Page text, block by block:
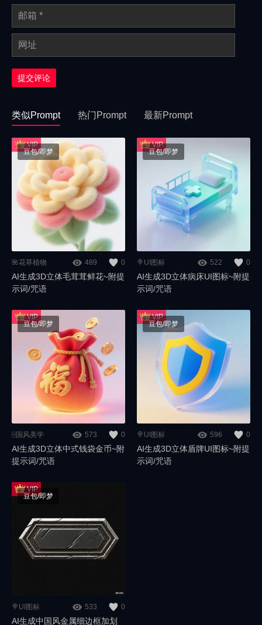
提交评论
类似Prompt 热门Prompt 最新Prompt
🌺花草植物 489 0
AI生成3D立体毛茸茸鲜花~附提
示词/咒语
豆包/即梦
🍭UI图标 522 0
AI生成3D立体病床UI图标~附提
示词/咒语
豆包/即梦
🀄️国风美学 573 0
AI生成3D立体中式钱袋金币~附
提示词/咒语
豆包/即梦
🍭UI图标 596 0
AI生成3D立体盾牌UI图标~附提
示词/咒语
豆包/即梦
🍭UI图标 533 0
AI生成中国风金属细边框加划
豆包/即梦